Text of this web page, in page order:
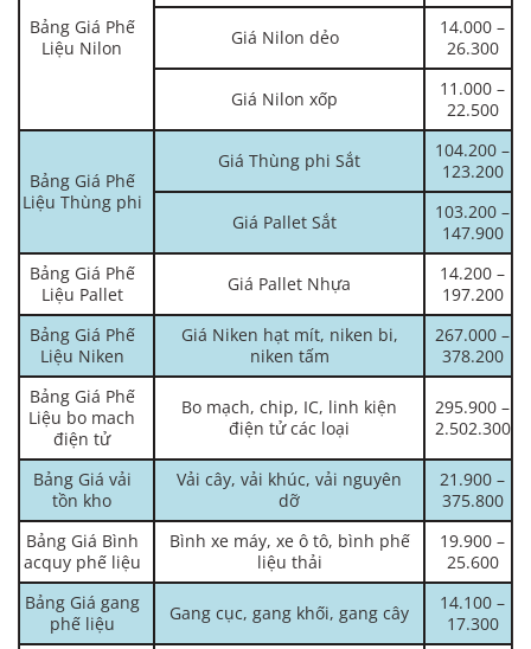
Bảng Giá Phế
Liệu Nilon
Giá Nilon dẻo
14.000 –
26.300
Giá Nilon xốp
11.000 –
22.500
Bảng Giá Phế
Liệu Thùng phi
Giá Thùng phi Sắt
104.200 –
123.200
Giá Pallet Sắt
103.200 –
147.900
Bảng Giá Phế
Liệu Pallet
Giá Pallet Nhựa
14.200 –
197.200
Bảng Giá Phế
Liệu Niken
Giá Niken hạt mít, niken bi,
niken tấm
267.000 –
378.200
Bảng Giá Phế
Liệu bo mach
điện tử
Bo mạch, chip, IC, linh kiện
điện tử các loại
295.900 –
2.502.300
Bảng Giá vải
tồn kho
Vải cây, vải khúc, vải nguyên
dỡ
21.900 –
375.800
Bảng Giá Bình
acquy phế liệu
Bình xe máy, xe ô tô, bình phế
liệu thải
19.900 –
25.600
Bảng Giá gang
phế liệu
Gang cục, gang khối, gang cây
14.100 –
17.300